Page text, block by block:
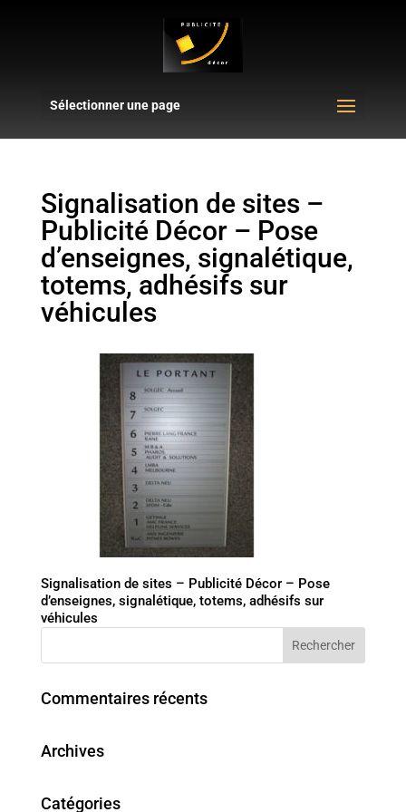
Sélectionner une page
Signalisation de sites –
Publicité Décor – Pose
d’enseignes, signalétique,
totems, adhésifs sur
véhicules
Signalisation de sites – Publicité Décor – Pose
d’enseignes, signalétique, totems, adhésifs sur
véhicules
Commentaires récents
Archives
Catégories